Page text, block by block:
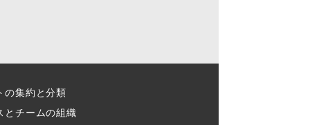
の集約と分類​
とチームの組織​